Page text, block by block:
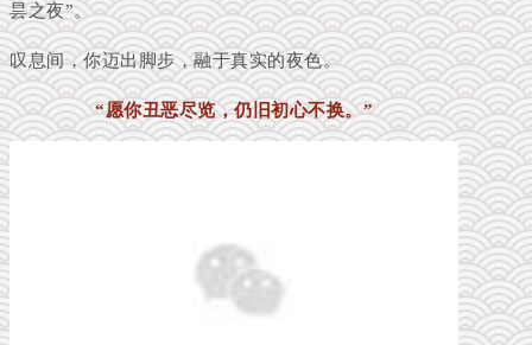
昙之夜”。
叹息间，你迈出脚步，融于真实的夜色。
“愿你丑恶尽览，仍旧初心不换。”